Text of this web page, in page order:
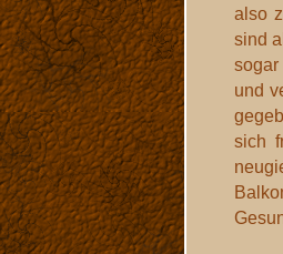
also
sind
und
sich